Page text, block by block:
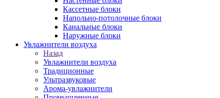
Кассетные блоки
Напольно-потолочные блоки
Канальные блоки
Наружные блоки
Увлажнители воздуха
Назад
Увлажнители воздуха
Традиционные
Ультразвуковые
Арома-увлажнители